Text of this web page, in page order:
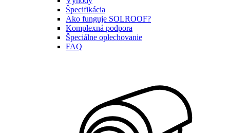
Špecifikácia
Ako funguje SOLROOF?
Komplexná podpora
Špeciálne oplechovanie
FAQ